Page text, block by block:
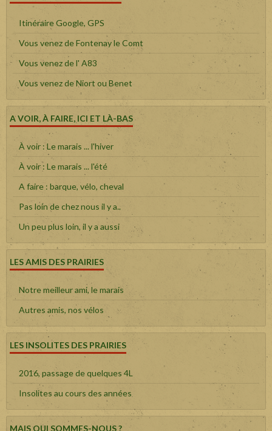
Itinéraire Google, GPS
Vous venez de Fontenay le Comt
Vous venez de l' A83
Vous venez de Niort ou Benet
A VOIR, À FAIRE, ICI ET LÀ-BAS
À voir : Le marais ... l'hiver
À voir : Le marais ... l'été
A faire : barque, vélo, cheval
Pas loin de chez nous il y a..
Un peu plus loin, il y a aussi
LES AMIS DES PRAIRIES
Notre meilleur ami, le marais
Autres amis, nos vélos
LES INSOLITES DES PRAIRIES
2016, passage de quelques 4L
Insolites au cours des années
MAIS QUI SOMMES-NOUS ?